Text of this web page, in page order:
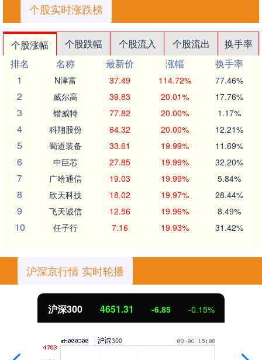
个股实时涨跌榜
个股涨幅 个股跌幅 个股流入 个股流出
换手率
排名
名称 最新价 涨幅
换手率
1
N津富 37.49 114.72% 77.46%
2 威尔高 39.83 20.01% 17.76%
3 锴威特 77.82 20.00% 1.17%
4 科翔股份 64.32 20.00% 12.21%
5 蜀道装备 33.61 19.99% 11.69%
6 中巨芯 27.85 19.99% 32.20%
7 广哈通信 19.03 19.99% 5.84%
8 欣天科技 18.02 19.97% 28.44%
9 飞天诚信 12.56 19.96% 8.49%
10 任子行 7.16 19.93% 31.42%
沪深京行情 实时轮播
沪深300 4651.31 -6.85 -0.15%